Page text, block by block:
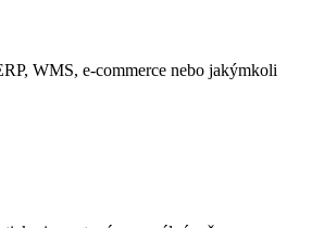
WMS, e-commerce nebo jakýmkoli